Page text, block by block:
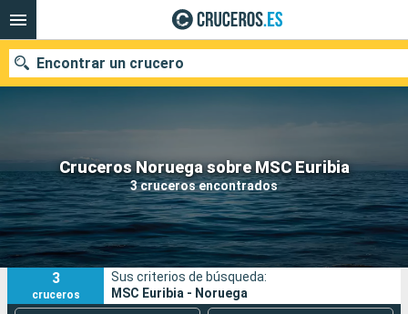
Cruceros Noruega sobre MSC Euribia
3 cruceros encontrados
Encontrar un crucero
Nuestros destinos
Fecha de salida
Puertos Compañías
Buscar
3
cruceros
Sus criterios de búsqueda:
MSC Euribia - Noruega